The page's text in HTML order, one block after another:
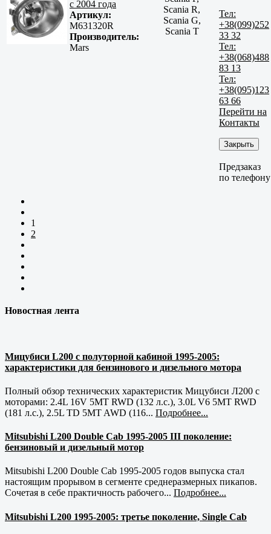
с 2004 года
Артикул:
M631320R
Производитель:
Mars
Scania R,
Scania G,
Scania T
Тел:
+38(099)252
33 32
Тел:
+38(068)488
83 13
Тел:
+38(095)123
63 66
Перейти на
Контакты
Закрыть
Предзаказ
по телефону
1
2
Новостная лента
Мицубиси L200 с полуторной кабиной 1995-2005:
характеристики для бензинового и дизельного мотора
Полный обзор технических характеристик Мицубиси Л200 с
моторами: 2.4L 16V 5MT RWD (132 л.с.), 3.0L V6 5MT RWD
(181 л.с.), 2.5L TD 5MT AWD (116... Подробнее...
Mitsubishi L200 Double Cab 1995-2005 III поколение:
бензиновый и дизельный мотор
Mitsubishi L200 Double Cab 1995-2005 годов выпуска стал
настоящим прорывом в сегменте среднеразмерных пикапов.
Сочетая в себе практичность рабочего... Подробнее...
Mitsubishi L200 1995-2005: третье поколение, Single Cab